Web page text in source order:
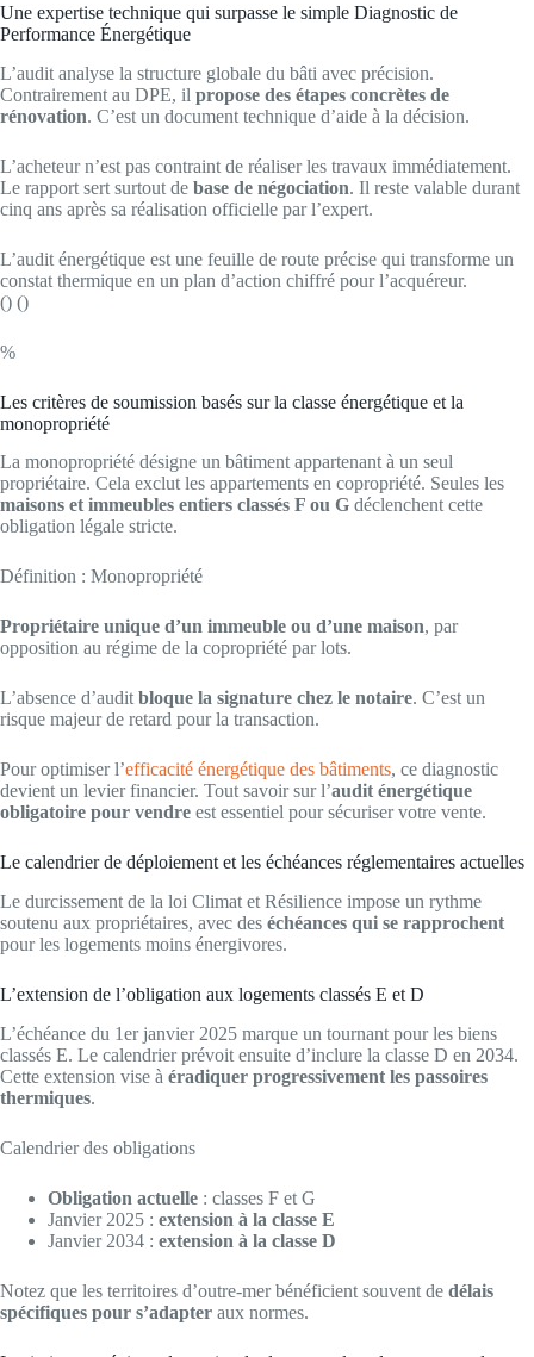
Une expertise technique qui surpasse le simple Diagnostic de
Performance Énergétique
L’audit analyse la structure globale du bâti avec précision.
Contrairement au DPE, il propose des étapes concrètes de
rénovation. C’est un document technique d’aide à la décision.
L’acheteur n’est pas contraint de réaliser les travaux immédiatement.
Le rapport sert surtout de base de négociation. Il reste valable durant
cinq ans après sa réalisation officielle par l’expert.
L’audit énergétique est une feuille de route précise qui transforme un
constat thermique en un plan d’action chiffré pour l’acquéreur.
() ()
%
Les critères de soumission basés sur la classe énergétique et la
monopropriété
La monopropriété désigne un bâtiment appartenant à un seul
propriétaire. Cela exclut les appartements en copropriété. Seules les
maisons et immeubles entiers classés F ou G déclenchent cette
obligation légale stricte.
Définition : Monopropriété
Propriétaire unique d’un immeuble ou d’une maison, par
opposition au régime de la copropriété par lots.
L’absence d’audit bloque la signature chez le notaire. C’est un
risque majeur de retard pour la transaction.
Pour optimiser l’efficacité énergétique des bâtiments, ce diagnostic
devient un levier financier. Tout savoir sur l’audit énergétique
obligatoire pour vendre est essentiel pour sécuriser votre vente.
Le calendrier de déploiement et les échéances réglementaires actuelles
Le durcissement de la loi Climat et Résilience impose un rythme
soutenu aux propriétaires, avec des échéances qui se rapprochent
pour les logements moins énergivores.
L’extension de l’obligation aux logements classés E et D
L’échéance du 1er janvier 2025 marque un tournant pour les biens
classés E. Le calendrier prévoit ensuite d’inclure la classe D en 2034.
Cette extension vise à éradiquer progressivement les passoires
thermiques.
Calendrier des obligations
Obligation actuelle : classes F et G
Janvier 2025 : extension à la classe E
Janvier 2034 : extension à la classe D
Notez que les territoires d’outre-mer bénéficient souvent de délais
spécifiques pour s’adapter aux normes.